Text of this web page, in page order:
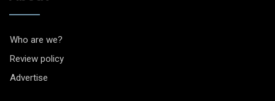
Who are we?
Review policy
Advertise